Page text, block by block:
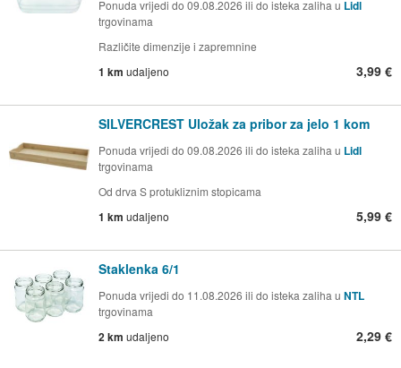
Ponuda vrijedi do 09.08.2026 ili do isteka zaliha u Lidl
trgovinama
Različite dimenzije i zapremnine
1 km udaljeno 3,99 €
SILVERCREST Uložak za pribor za jelo 1 kom
Ponuda vrijedi do 09.08.2026 ili do isteka zaliha u Lidl
trgovinama
Od drva S protukliznim stopicama
1 km udaljeno 5,99 €
Staklenka 6/1
Ponuda vrijedi do 11.08.2026 ili do isteka zaliha u NTL
trgovinama
2 km udaljeno 2,29 €